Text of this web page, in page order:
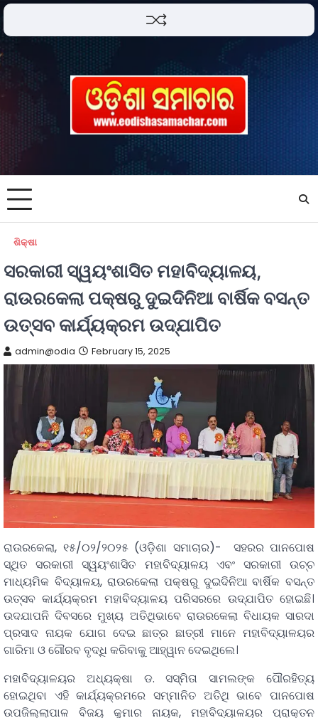
ଶିକ୍ଷା
ସରକାରୀ ସ୍ୱୟଂଶାସିତ ମହାବିଦ୍ୟାଳୟ,
ରାଉରକେଲା ପକ୍ଷରୁ ଦୁଇଦିନିଆ ବାର୍ଷିକ ବସନ୍ତ
ଉତ୍ସବ କାର୍ଯ୍ୟକ୍ରମ ଉଦ୍‌ଯାପିତ
admin@odia February 15, 2025
ରାଉରକେଲା, ୧୫/୦୨/୨୦୨୫ (ଓଡ଼ିଶା ସମାଚାର)- ସହରର ପାନପୋଷ
ସ୍ଥିତ ସରକାରୀ ସ୍ୱୟଂଶାସିତ ମହାବିଦ୍ୟାଳୟ ଏବଂ ସରକାରୀ ଉଚ୍ଚ
ମାଧ୍ୟମିକ ବିଦ୍ୟାଳୟ, ରାଉରକେଲା ପକ୍ଷରୁ ଦୁଇଦିନିଆ ବାର୍ଷିକ ବସନ୍ତ
ଉତ୍ସବ କାର୍ଯ୍ୟକ୍ରମ ମହାବିଦ୍ୟାଳୟ ପରିସରରେ ଉଦ୍‌ଯାପିତ ହୋଇଛି।
ଉଦଯାପନି ଦିବସରେ ମୁଖ୍ୟ ଅତିଥିଭାବେ ରାଉରକେଲା ବିଧାୟକ ସାରଦା
ପ୍ରସାଦ ନାୟକ ଯୋଗ ଦେଇ ଛାତ୍ର ଛାତ୍ରୀ ମାନେ ମହାବିଦ୍ୟାଳୟର
ଗାରିମା ଓ ଗୌରବ ବୃଦ୍ଧି କରିବାକୁ ଆହ୍ୱାନ ଦେଇଥିଲେ।
ମହାବିଦ୍ୟାଳୟର ଅଧ୍ୟକ୍ଷା ଡ. ସସ୍ମିତା ସାମଲଙ୍କ ପୌରହିତ୍ୟ
ହୋଇଥିବା ଏହି କାର୍ଯ୍ୟକ୍ରମରେ ସମ୍ମାନିତ ଅତିଥି ଭାବେ ପାନପୋଷ
ଉପଜିଲ୍ଲାପାଳ ବିଜୟ କୁମାର ନାୟକ, ମହାବିଦ୍ୟାଳୟର ପ୍ରାକ୍ତନ